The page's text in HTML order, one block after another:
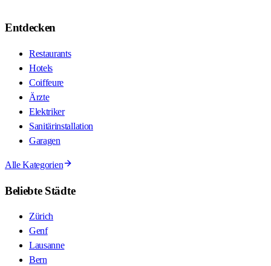
Entdecken
Restaurants
Hotels
Coiffeure
Ärzte
Elektriker
Sanitärinstallation
Garagen
Alle Kategorien
Beliebte Städte
Zürich
Genf
Lausanne
Bern